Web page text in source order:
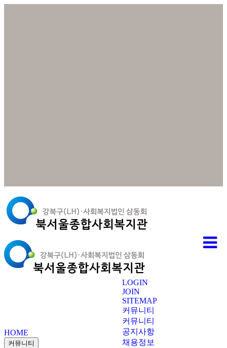
LOGIN
JOIN
SITEMAP
커뮤니티
커뮤니티
공지사항
채용정보
HOME
커뮤니티